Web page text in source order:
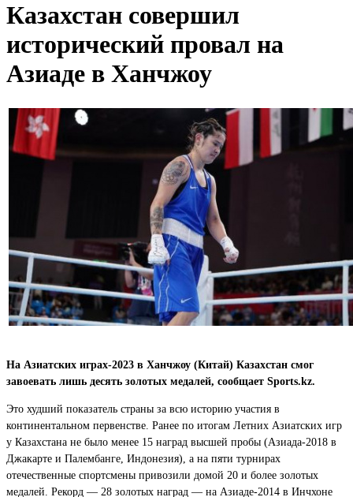
Казахстан совершил
исторический провал на
Азиаде в Ханчжоу
На Азиатских играх-2023 в Ханчжоу (Китай) Казахстан смог
завоевать лишь десять золотых медалей, сообщает Sports.kz.
Это худший показатель страны за всю историю участия в
континентальном первенстве. Ранее по итогам Летних Азиатских игр
у Казахстана не было менее 15 наград высшей пробы (Азиада-2018 в
Джакарте и Палембанге, Индонезия), а на пяти турнирах
отечественные спортсмены привозили домой 20 и более золотых
медалей. Рекорд — 28 золотых наград — на Азиаде-2014 в Инчхоне